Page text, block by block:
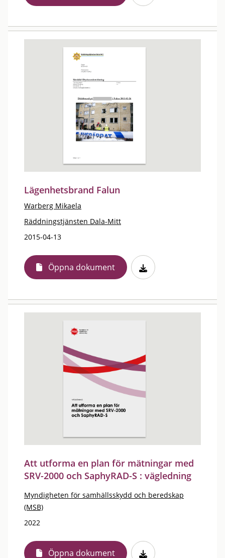
Lägenhetsbrand Falun
Warberg Mikaela
Räddningstjänsten Dala-Mitt
2015-04-13
Öppna dokument
Att utforma en plan för mätningar med
SRV-2000 och SaphyRAD-S : vägledning
Myndigheten för samhällsskydd och beredskap
(MSB)
2022
Öppna dokument